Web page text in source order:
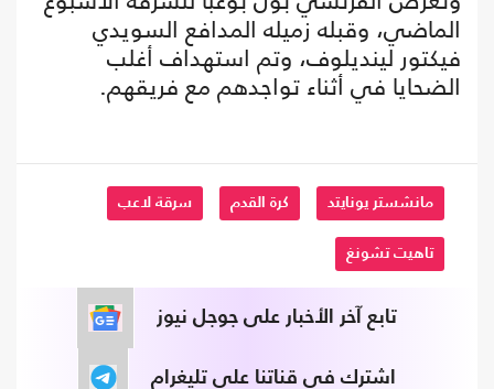
الماضي، وقبله زميله المدافع السويدي
فيكتور لينديلوف، وتم استهداف أغلب
الضحايا في أثناء تواجدهم مع فريقهم.
مانشستر يونايتد كرة القدم سرقة لاعب
تاهيت تشونغ
تابع آخر الأخبار على جوجل نيوز
اشترك في قناتنا على تليغرام